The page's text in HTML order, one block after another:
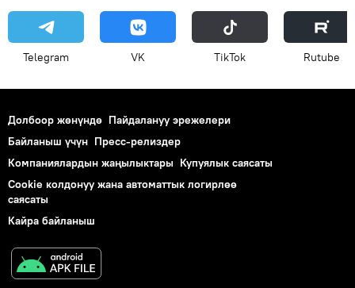
Telegram VK ТikТоk Rutube
Долбоор жөнүндө Пайдалануу эрежелери
Байланыш үчүн Пресс-релиздер
Компаниялардын жаңылыктары Купуялык саясаты
Cookie колдонуу жана автоматтык логирлөө
саясаты
Кайра байланыш